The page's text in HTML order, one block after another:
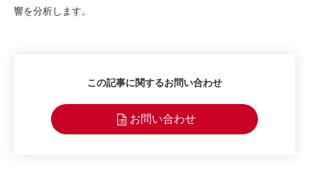
響を分析します。
この記事に関するお問い合わせ
お問い合わせ